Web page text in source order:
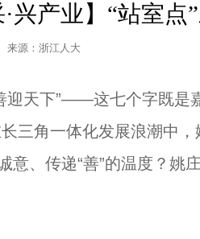
·兴产业】“站室
来源：浙江人大
天下”——这七个字既是嘉
三角一体化发展浪潮中
意、传递“善”的温度？